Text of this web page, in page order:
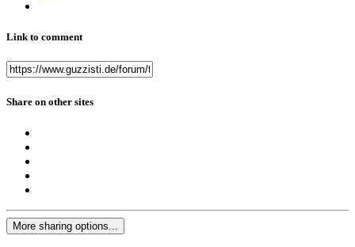
Link to comment
Share on other sites
More sharing options...